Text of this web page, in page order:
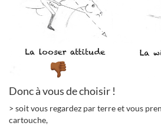
Donc à vous de choisir !
> soit vous regardez par terre et vous
cartouche,